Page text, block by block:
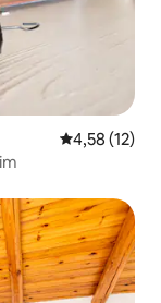
4,58 de uma
4,58 (12)